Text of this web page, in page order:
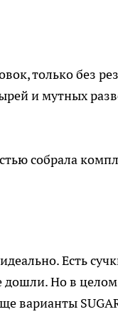
только без
и мутных
собрала
Есть
дошли. Но в
варианты